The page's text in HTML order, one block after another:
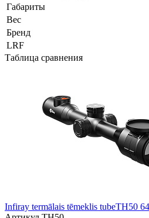
Габариты
Вес
Бренд
LRF
Таблица сравнения
Infiray termālais tēmeklis tubeTH50